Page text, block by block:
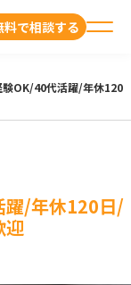
料で相談する
験OK/40代活躍/年休120
躍/年休120日/
迎